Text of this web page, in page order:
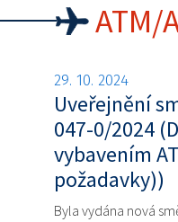
ATM/
29. 10. 2024
Uveřejnění
047-0/2024
vybavením
požadavky))
Byla vydána nová